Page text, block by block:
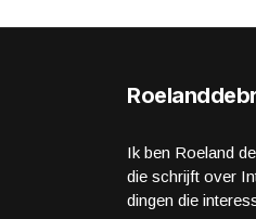
Ik ben Roeland
die schrijft over
dingen die